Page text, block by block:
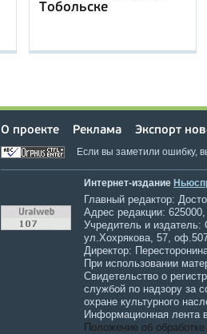
Тобольске
О проекте Реклама Экспорт
Если вы заметили ошибку,
Интернет-издание
Главный редактор:
Адрес редакции:
Учредитель и
ул.Хохрякова, 57,
Директор:
При использовании
Свидетельство о
службой по надзору за
охране культурного
Информационная лента
Положение об